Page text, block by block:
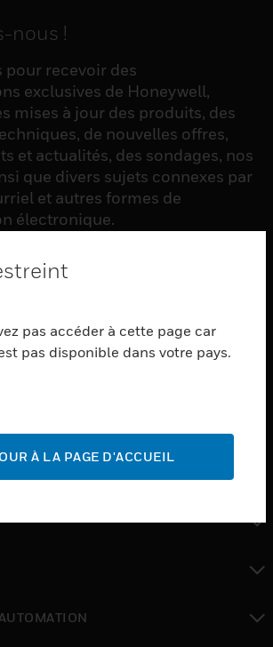
nous !
pour recevoir des
exclusives de Honeywell,
mises à jour des produits, des
de nouvelles offres,
et actualités, des sondages, nos
que divers sujets connexes par
et autres formes de
électronique.
S'INSCRIRE
pas accéder à cette page car
pas disponible dans votre pays.
À LA PAGE D'ACCUEIL